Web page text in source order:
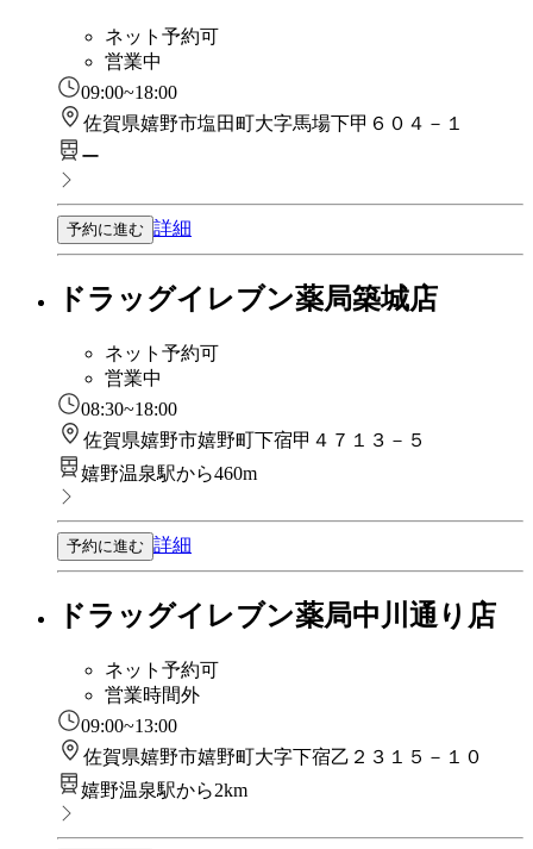
ネット予約可
営業中
09:00~18:00
佐賀県嬉野市塩田町大字馬場下甲６０４－１
ー
予約に進む 詳細
ドラッグイレブン薬局築城店
ネット予約可
営業中
08:30~18:00
佐賀県嬉野市嬉野町下宿甲４７１３－５
嬉野温泉駅から460m
予約に進む 詳細
ドラッグイレブン薬局中川通り店
ネット予約可
営業時間外
09:00~13:00
佐賀県嬉野市嬉野町大字下宿乙２３１５－１０
嬉野温泉駅から2km